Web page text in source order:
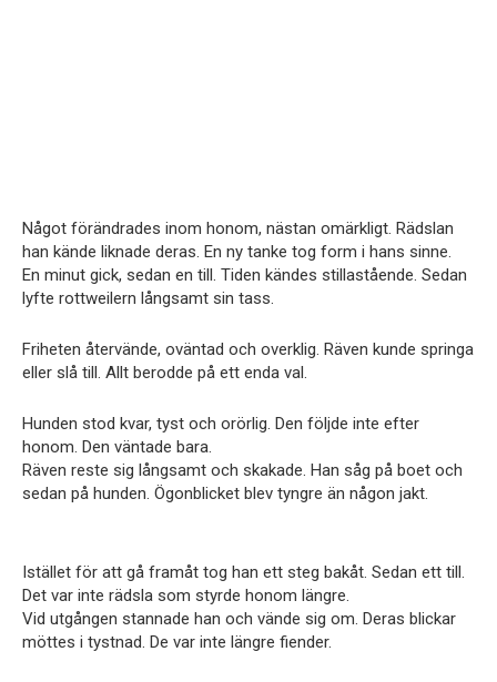
Något förändrades inom honom, nästan omärkligt. Rädslan
han kände liknade deras. En ny tanke tog form i hans sinne.
En minut gick, sedan en till. Tiden kändes stillastående. Sedan
lyfte rottweilern långsamt sin tass.
Friheten återvände, oväntad och overklig. Räven kunde springa
eller slå till. Allt berodde på ett enda val.
Hunden stod kvar, tyst och orörlig. Den följde inte efter
honom. Den väntade bara.
Räven reste sig långsamt och skakade. Han såg på boet och
sedan på hunden. Ögonblicket blev tyngre än någon jakt.
Istället för att gå framåt tog han ett steg bakåt. Sedan ett till.
Det var inte rädsla som styrde honom längre.
Vid utgången stannade han och vände sig om. Deras blickar
möttes i tystnad. De var inte längre fiender.